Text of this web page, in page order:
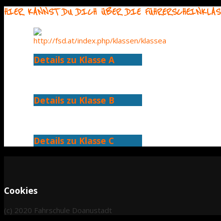
HIER KANNST DU DICH ÜBER DIE
Details zu Klasse A
Details zu Klasse B
Details zu Klasse C
Cookies
(c) 2020 Fahrschule Doanustadt